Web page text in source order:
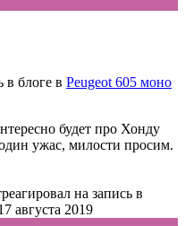
в блоге в Peugeot 605 моно
будет про Хонду
ужас, милости просим.
на запись в
августа 2019